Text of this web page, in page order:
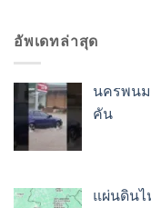
อัพเดทล่าสุด
นครพนม
คัน
แผ่นดินไ